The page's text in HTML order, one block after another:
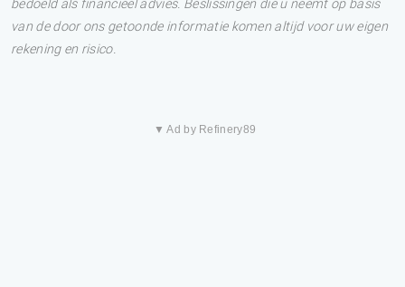
bedoeld als financieel advies. Beslissingen die u neemt op basis
van de door ons getoonde informatie komen altijd voor uw eigen
rekening en risico.
▼ Ad by Refinery89